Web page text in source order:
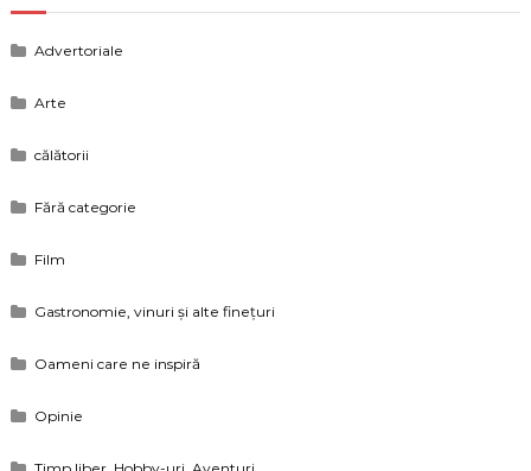
Advertoriale
Arte
călătorii
Fără categorie
Film
Gastronomie, vinuri și alte finețuri
Oameni care ne inspiră
Opinie